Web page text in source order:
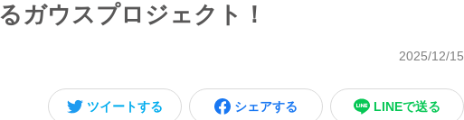
ガウスプロジェクト！
2025/12/15
ツイートする シェアする LINEで送る